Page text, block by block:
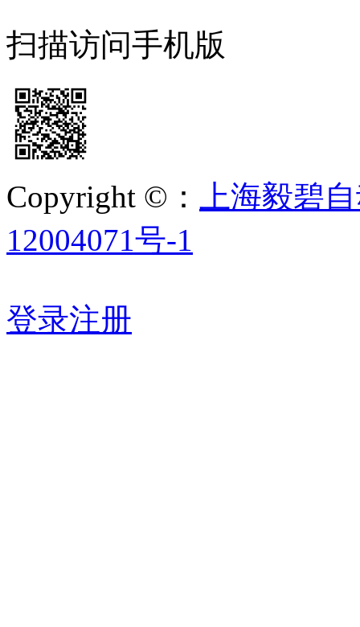
扫描访问手机版
Copyright ©：
上海毅碧
12004071号-1
登录注册